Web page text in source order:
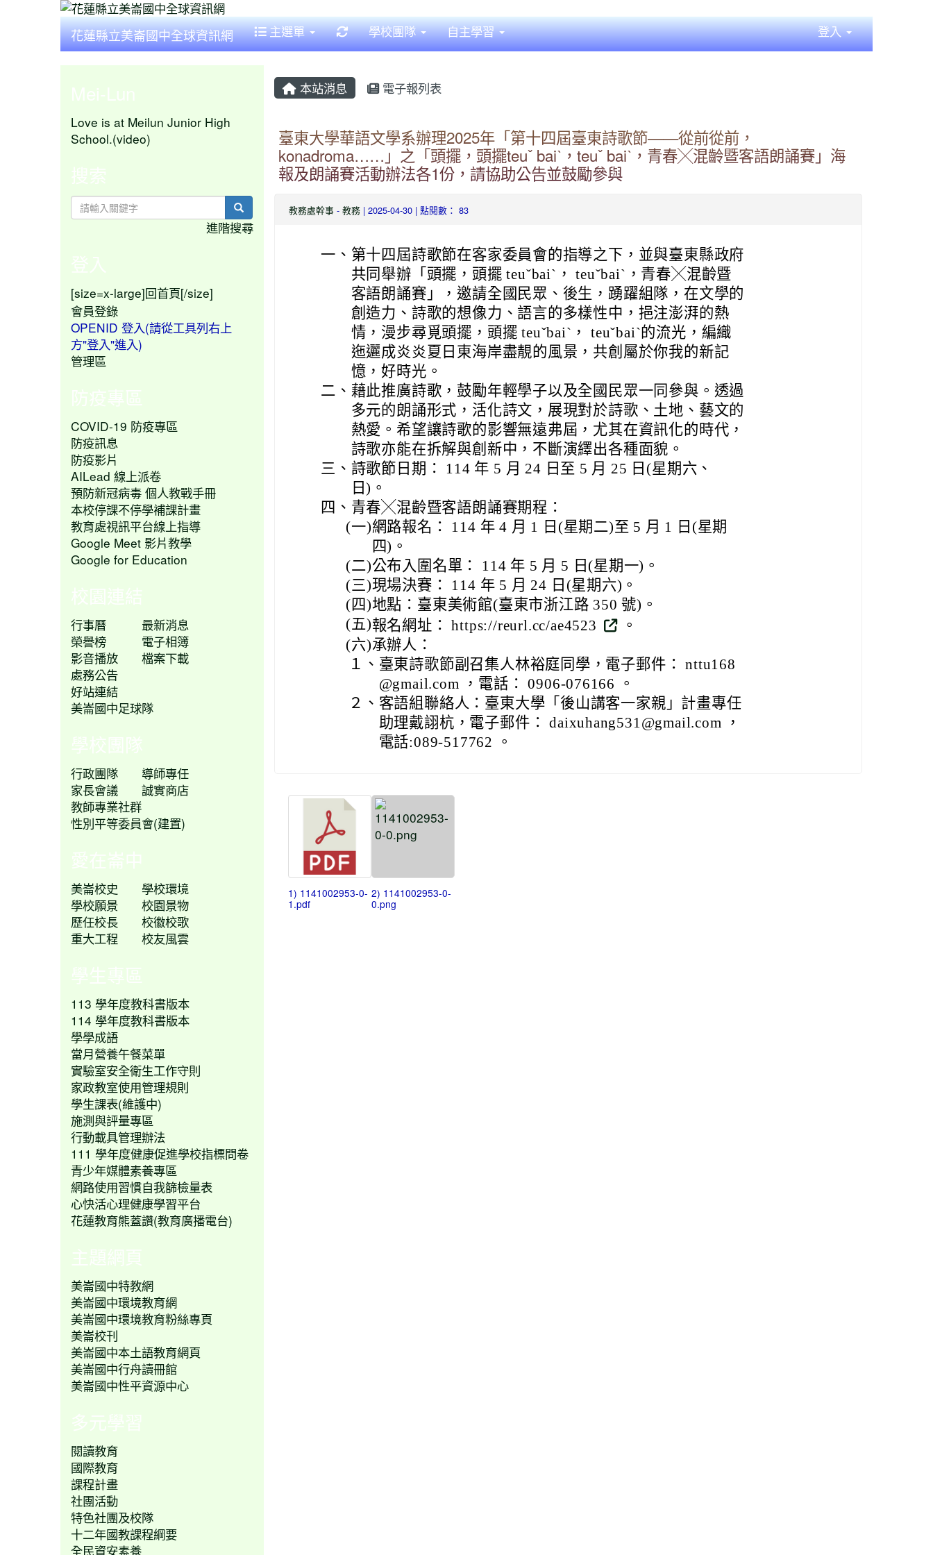
花蓮縣立美崙國中全球資訊網 主選單 重新取得佈景設定
學校團隊 自主學習 登入
本站消息 電子報列表
臺東大學華語文學系辦理2025年「第十四屆臺東詩歌節——從前從前，
konadroma……」之「頭擺，頭擺teuˇ baiˋ，teuˇ baiˋ，青春╳混齡暨客語朗誦賽」海
報及朗誦賽活動辦法各1份，請協助公告並鼓勵參與
教務處幹事- 教務| 2025-04-30 | 點閱數： 83
一、 第十四屆詩歌節在客家委員會的指導之下，並與臺東縣政府
共同舉辦「頭擺，頭擺 teuˇbaiˋ， teuˇbaiˋ，青春╳混齡暨
客語朗誦賽」，邀請全國民眾、後生，踴躍組隊，在文學的
創造力、詩歌的想像力、語言的多樣性中，挹注澎湃的熱
情，漫步尋覓頭擺，頭擺 teuˇbaiˋ， teuˇbaiˋ的流光，編織
迤邐成炎炎夏日東海岸盡靚的風景，共創屬於你我的新記
憶，好時光。
二、 藉此推廣詩歌，鼓勵年輕學子以及全國民眾一同參與。透過
多元的朗誦形式，活化詩文，展現對於詩歌、土地、藝文的
熱愛。希望讓詩歌的影響無遠弗屆，尤其在資訊化的時代，
詩歌亦能在拆解與創新中，不斷演繹出各種面貌。
三、 詩歌節日期： 114 年 5 月 24 日至 5 月 25 日(星期六、
日)。
四、 青春╳混齡暨客語朗誦賽期程：
(一)網路報名： 114 年 4 月 1 日(星期二)至 5 月 1 日(星期
四)。
(二)公布入圍名單： 114 年 5 月 5 日(星期一)。
(三)現場決賽： 114 年 5 月 24 日(星期六)。
(四)地點：臺東美術館(臺東市浙江路 350 號)。
(五)報名網址： https://reurl.cc/ae4523
。
(六)承辦人：
１、 臺東詩歌節副召集人林裕庭同學，電子郵件： nttu168
@gmail.com ，電話： 0906-076166 。
２、 客語組聯絡人：臺東大學「後山講客一家親」計畫專任
助理戴詡杭，電子郵件： daixuhang531@gmail.com ，
電話:089-517762 。
1) 1141002953-0-
1.pdf
2) 1141002953-0-
0.png
Mei-Lun
Love is at Meilun Junior High
School.(video)
搜索
search
進階搜尋
登入
[size=x-large] 回首頁[/size]
會員登錄
OPENID 登入(請從工具列右上
方"登入"進入)
管理區
防疫專區
COVID-19 防疫專區
防疫訊息
防疫影片
AILead 線上派卷
預防新冠病毒 個人教戰手冊
本校停課不停學補課計畫
教育處視訊平台線上指導
Google Meet 影片教學
Google for Education
校園連結
行事曆
最新消息
榮譽榜
電子相簿
影音播放
檔案下載
處務公告
好站連結
美崙國中足球隊
學校團隊
行政團隊
導師專任
家長會議
誠實商店
教師專業社群
性別平等委員會(建置)
愛在崙中
美崙校史
學校環境
學校願景
校園景物
歷任校長
校徽校歌
重大工程
校友風雲
學生專區
113 學年度教科書版本
114 學年度教科書版本
學學成語
當月營養午餐菜單
實驗室安全衛生工作守則
家政教室使用管理規則
學生課表(維護中)
施測與評量專區
行動載具管理辦法
111 學年度健康促進學校指標問卷
青少年媒體素養專區
網路使用習慣自我篩檢量表
心快活心理健康學習平台
花蓮教育熊蓋讚(教育廣播電台)
主題網頁
美崙國中特教網
美崙國中環境教育網
美崙國中環境教育粉絲專頁
美崙校刊
美崙國中本土語教育網頁
美崙國中行舟讀冊館
美崙國中性平資源中心
多元學習
閱讀教育
國際教育
課程計畫
社團活動
特色社團及校隊
十二年國教課程綱要
全民資安素養